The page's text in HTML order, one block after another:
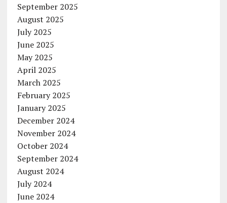
September 2025
August 2025
July 2025
June 2025
May 2025
April 2025
March 2025
February 2025
January 2025
December 2024
November 2024
October 2024
September 2024
August 2024
July 2024
June 2024